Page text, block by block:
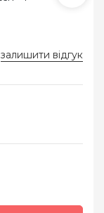
залишити відгук